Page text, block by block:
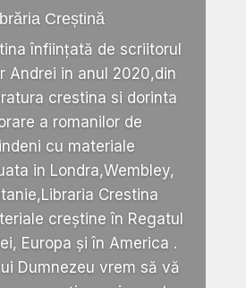
Creștină
înființată de scriitorul
Andrei in anul 2020,din
crestina si dorinta
a romanilor de
cu materiale
in Londra,Wembley,
Crestina
creștine în Regatul
Europa și în America .
Dumnezeu vrem să vă